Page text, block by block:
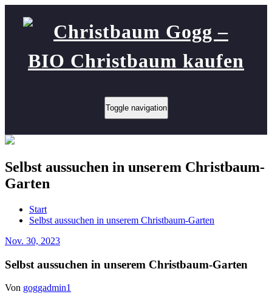
Toggle navigation
Selbst aussuchen in unserem Christbaum-
Garten
Start
Selbst aussuchen in unserem Christbaum-Garten
Nov. 30, 2023
Selbst aussuchen in unserem Christbaum-Garten
Von goggadmin1